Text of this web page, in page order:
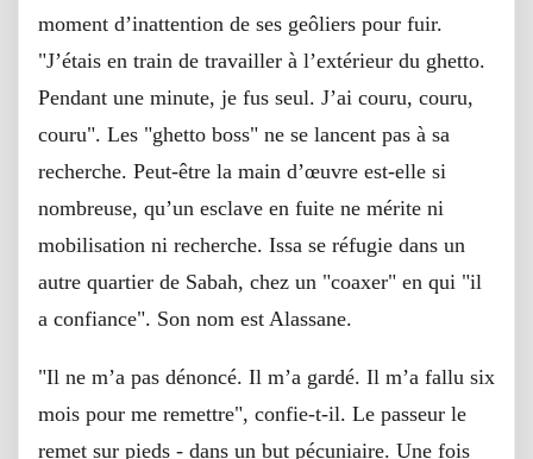
moment d’inattention de ses geôliers pour fuir.
"J’étais en train de travailler à l’extérieur du ghetto.
Pendant une minute, je fus seul. J’ai couru, couru,
couru". Les "ghetto boss" ne se lancent pas à sa
recherche. Peut-être la main d’œuvre est-elle si
nombreuse, qu’un esclave en fuite ne mérite ni
mobilisation ni recherche. Issa se réfugie dans un
autre quartier de Sabah, chez un "coaxer" en qui "il
a confiance". Son nom est Alassane.
"Il ne m’a pas dénoncé. Il m’a gardé. Il m’a fallu six
mois pour me remettre", confie-t-il. Le passeur le
remet sur pieds - dans un but pécuniaire. Une fois